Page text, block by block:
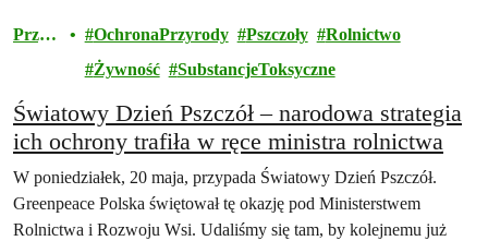
Przyr
OchronaPrzyrody Pszczoły
Rolnictwo
Żywność
SubstancjeToksyczne
Światowy Dzień Pszczół – narodowa strategia
ich ochrony trafiła w ręce ministra rolnictwa
W poniedziałek, 20 maja, przypada Światowy Dzień Pszczół.
Greenpeace Polska świętował tę okazję pod Ministerstwem
Rolnictwa i Rozwoju Wsi. Udaliśmy się tam, by kolejnemu już